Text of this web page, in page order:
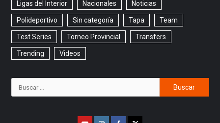
Ligas del Interior Nacionales Noticias
Polideportivo Sin categoría Tapa Team
Test Series Torneo Provincial Transfers
Trending Videos